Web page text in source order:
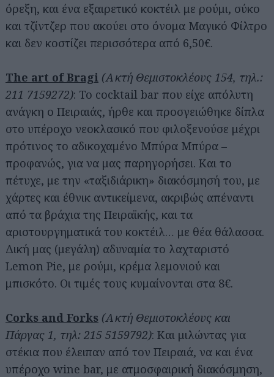
όρεξη, και ένα εξαιρετικό κοκτέιλ με ρούμι, σύκο
και τζίντζερ που ακούει στο όνομα Μαγικό Φίλτρο
και δεν κοστίζει περισσότερα από 6,50€.
The art of Bragi (Ακτή Θεμιστοκλέους 154, τηλ.:
211 7159272): Το cocktail bar που είχε απόλυτη
ανάγκη ο Πειραιάς, ήρθε και προσγειώθηκε δίπλα
στο υπέροχο νεοκλασικό που φιλοξενούσε μέχρι
πρότινος το αδικοχαμένο Μπύρα Μπύρα –
προφανώς, για να μας παρηγορήσει. Και το
πέτυχε, με την «ταξιδιάρικη» διακόσμησή του, με
χάρτες και έθνικ αντικείμενα, ακριβώς απέναντι
από τα βράχια της Πειραϊκής, και τα
αριστουργηματικά του κοκτέιλ… με θέα θάλασσα.
Δική μας (μεγάλη) αδυναμία το λαχταριστό
Lemon Pie, με ρούμι, κρέμα λεμονιού και
μπισκότο. Οι τιμές τους κυμαίνονται στα 8€.
Corks and Forks (Ακτή Θεμιστοκλέους και
Πάργας 1, τηλ: 215 5159792): Και μιλώντας για
στέκια που έλειπαν από τον Πειραιά, να και ένα
υπέροχο wine bar, με ατμοσφαιρική διακόσμηση,